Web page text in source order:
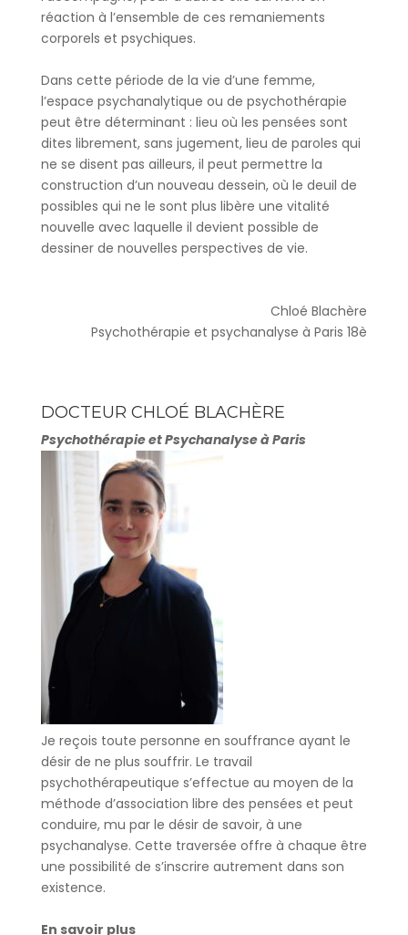
réaction à l’ensemble de ces remaniements
corporels et psychiques.
Dans cette période de la vie d’une femme,
l’espace psychanalytique ou de psychothérapie
peut être déterminant : lieu où les pensées sont
dites librement, sans jugement, lieu de paroles qui
ne se disent pas ailleurs, il peut permettre la
construction d’un nouveau dessein, où le deuil de
possibles qui ne le sont plus libère une vitalité
nouvelle avec laquelle il devient possible de
dessiner de nouvelles perspectives de vie.
Chloé Blachère
Psychothérapie et psychanalyse à Paris 18è
DOCTEUR CHLOÉ BLACHÈRE
Psychothérapie et Psychanalyse à Paris
Je reçois toute personne en souffrance ayant le
désir de ne plus souffrir. Le travail
psychothérapeutique s’effectue au moyen de la
méthode d’association libre des pensées et peut
conduire, mu par le désir de savoir, à une
psychanalyse. Cette traversée offre à chaque être
une possibilité de s’inscrire autrement dans son
existence.
En savoir plus